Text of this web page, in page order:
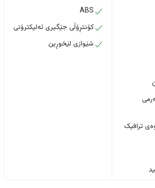
ترافیک
ABS
کۆنتڕۆڵی جێگیری ئەلیکترۆنی
شێوازی لێخوڕین